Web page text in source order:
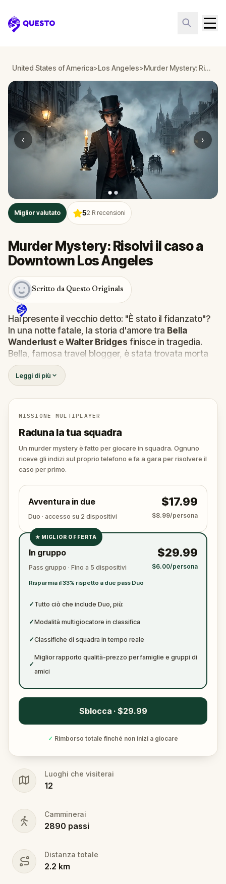
Questo
United States of America>Los Angeles> Murder Mystery: Risolvi il caso a Downtown Los Angeles
‹ ›
Miglior valutato 52 R recensioni
Murder Mystery: Risolvi il caso a
Downtown Los Angeles
Scritto da Questo Originals
Hai presente il vecchio detto: "È stato il fidanzato"?
In una notte fatale, la storia d'amore tra Bella
Wanderlust e Walter Bridges finisce in tragedia.
Bella, famosa travel blogger, è stata trovata morta
durante un tour a caccia di fantasmi guidato dal
teatrale Percy Shadows.
verità.
È stato Walter, l’ossessivo fidanzato? Percy, la guida
turistica con un debole per la drammaticità? O forse
🔎Raccogli indizi, interroga i sospettati e
smaschera il vero assassino prima che colpisca
ancora. Assicurati di averecarta e pennaa portata
di mano per annotare ogni prova cruciale
Leggi di più
MISSIONE MULTIPLAYER
Raduna la tua squadra
Un murder mystery è fatto per giocare in squadra. Ognuno
riceve gli indizi sul proprio telefono e fa a gara per risolvere il
caso per primo.
Avventura in due
Duo · accesso su 2 dispositivi
$17.99
$8.99/persona
✓
✓
★ MIGLIOR OFFERTA
In gruppo
Pass gruppo · Fino a 5 dispositivi
Risparmia il 33% rispetto a due pass Duo
$29.99
$6.00/persona
✓ Tutto ciò che include Duo, più:
✓Modalità multigiocatore in classifica
✓Classifiche di squadra in tempo reale
✓
Miglior rapporto qualità-prezzo per famiglie e gruppi di
amici
Sblocca · $29.99
✓ Rimborso totale finché non inizi a giocare
Luoghi che visiterai
12
Camminerai
2890 passi
Distanza totale
2.2 km